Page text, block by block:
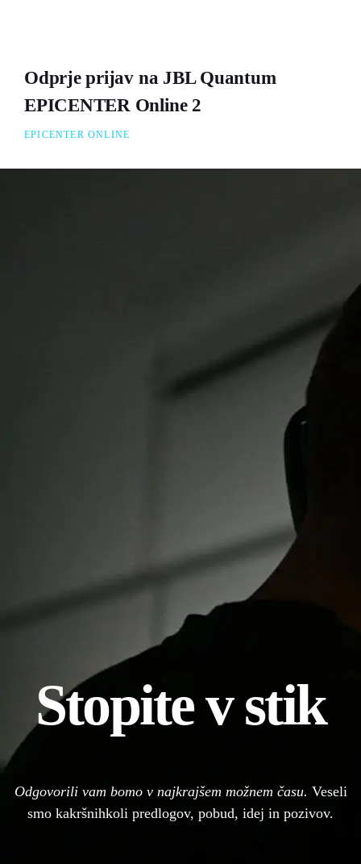
Odprje prijav na JBL Quantum
EPICENTER Online 2
EPICENTER ONLINE
Stopite v stik
Odgovorili vam bomo v najkrajšem možnem času. Veseli
smo kakršnihkoli predlogov, pobud, idej in pozivov.